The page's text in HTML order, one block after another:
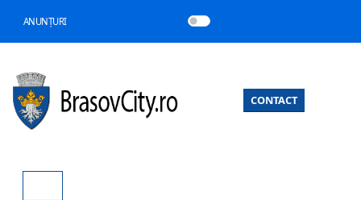
ANUNȚURI
CONTACT